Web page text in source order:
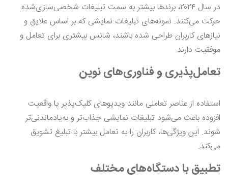
در سال ۲۰۲۴، برندها بیشتر به سمت تبلیغات شخصی‌سازی‌شده
حرکت می‌کنند. نمونه‌های تبلیغات نمایشی که بر اساس علایق و
نیازهای کاربران طراحی شده باشند، شانس بیشتری برای تعامل و
موفقیت دارند.
تعامل‌پذیری و فناوری‌های نوین
استفاده از عناصر تعاملی مانند ویدیوهای کلیک‌پذیر یا واقعیت
افزوده باعث می‌شود تبلیغات نمایشی جذاب‌تر و به‌یادماندنی‌تر
شوند. این ویژگی‌ها، کاربران را به تعامل بیشتر با تبلیغ تشویق
می‌کند.
تطبیق با دستگاه‌های مختلف